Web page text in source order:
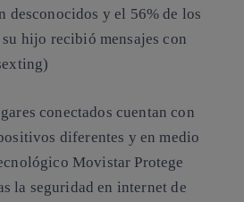
desconocidos y el 56% de los
su hijo recibió mensajes con
conectados cuentan con
diferentes y en medio
Movistar Protege
la seguridad en internet de